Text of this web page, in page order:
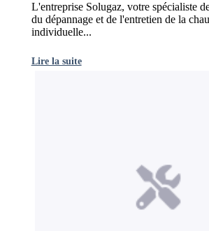
L'entreprise Solugaz, votre spécialiste
du dépannage et de l'entretien de la
individuelle...
Lire la suite